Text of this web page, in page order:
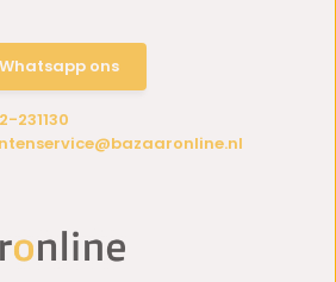
Whatsapp ons
231130